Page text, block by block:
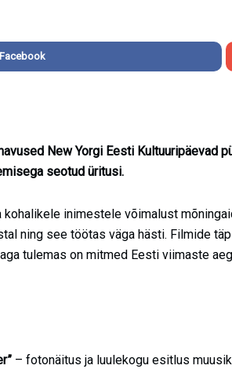
New Yorgi Eesti Kultuuripäevad
seotud üritusi.
kohalikele inimestele võimalust
ning see töötas väga hästi. Filmide
tulemas on mitmed Eesti viimaste
– fotonäitus ja luulekogu esitlus